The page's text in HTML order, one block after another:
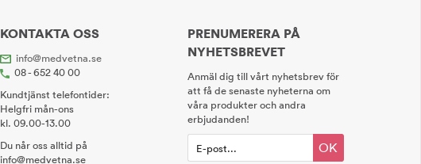
KONTAKTA OSS
info@medvetna.se
08 - 652 40 00
Kundtjänst telefontider:
Helgfri mån-ons
kl. 09.00-13.00
Du når oss alltid på
info@medvetna.se
PRENUMERERA PÅ
NYHETSBREVET
Anmäl dig till vårt nyhetsbrev för
att få de senaste nyheterna om
våra produkter och andra
erbjudanden!
OK